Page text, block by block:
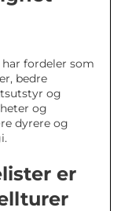
fordeler som
bedre
og
og
dyrere og
er